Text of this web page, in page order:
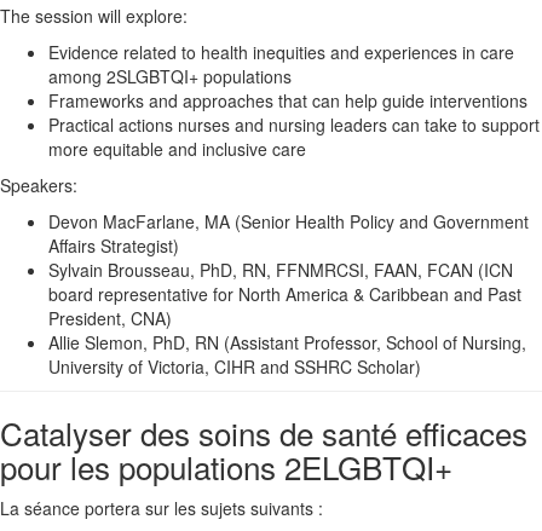
The session will explore:
Evidence related to health inequities and experiences in care
among 2SLGBTQI+ populations
Frameworks and approaches that can help guide interventions
Practical actions nurses and nursing leaders can take to support
more equitable and inclusive care
Speakers:
Devon MacFarlane, MA (Senior Health Policy and Government
Affairs Strategist)
Sylvain Brousseau, PhD, RN, FFNMRCSI, FAAN, FCAN (ICN
board representative for North America & Caribbean and Past
President, CNA)
Allie Slemon, PhD, RN (Assistant Professor, School of Nursing,
University of Victoria, CIHR and SSHRC Scholar)
Catalyser des soins de santé efficaces
pour les populations 2ELGBTQI+
La séance portera sur les sujets suivants :